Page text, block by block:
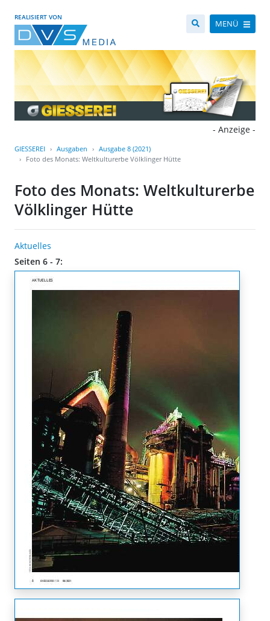
REALISIERT VON
MENÜ
- Anzeige -
GIESSEREI Ausgaben
Ausgabe 8 (2021)
Foto des Monats: Weltkulturerbe Völklinger Hütte
Foto des Monats: Weltkulturerbe
Völklinger Hütte
Aktuelles
Seiten 6 - 7: